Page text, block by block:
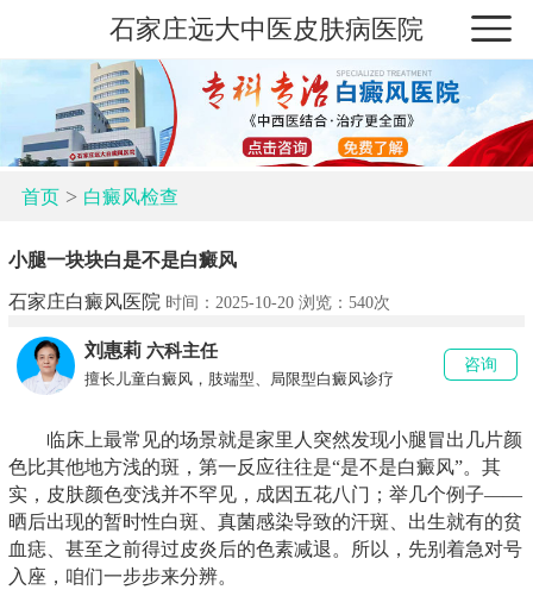
石家庄远大中医皮肤病医院
首页> 白癜风检查
小腿一块块白是不是白癜风
石家庄白癜风医院 时间：2025-10-20 浏览： 540次
刘惠莉 六科主任
擅长儿童白癜风，肢端型、局限型白癜风诊疗
咨询
临床上最常见的场景就是家里人突然发现小腿冒出几片颜
色比其他地方浅的斑，第一反应往往是“是不是白癜风”。其
实，皮肤颜色变浅并不罕见，成因五花八门；举几个例子——
晒后出现的暂时性白斑、真菌感染导致的汗斑、出生就有的贫
血痣、甚至之前得过皮炎后的色素减退。所以，先别着急对号
入座，咱们一步步来分辨。